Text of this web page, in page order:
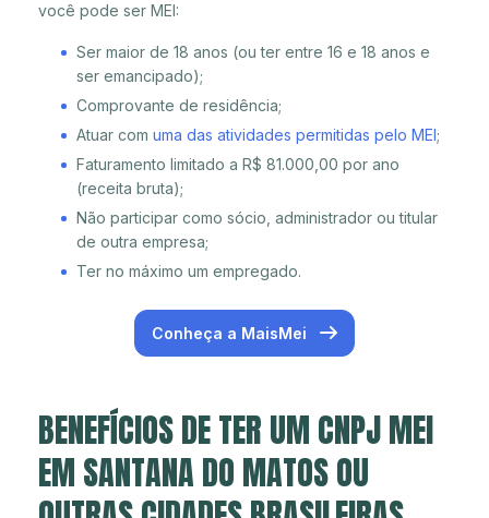
você pode ser MEI:
Ser maior de 18 anos (ou ter entre 16 e 18 anos e
ser emancipado);
Comprovante de residência;
Atuar com uma das atividades permitidas pelo MEI;
Faturamento limitado a R$ 81.000,00 por ano
(receita bruta);
Não participar como sócio, administrador ou titular
de outra empresa;
Ter no máximo um empregado.
Conheça a MaisMei
BENEFÍCIOS DE TER UM CNPJ MEI
EM SANTANA DO MATOS OU